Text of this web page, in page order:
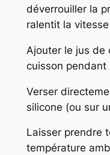
déverrouiller la
ralentit la
Ajouter le jus de
cuisson pendant
Verser
silicone (ou sur
Laisser prendre
température